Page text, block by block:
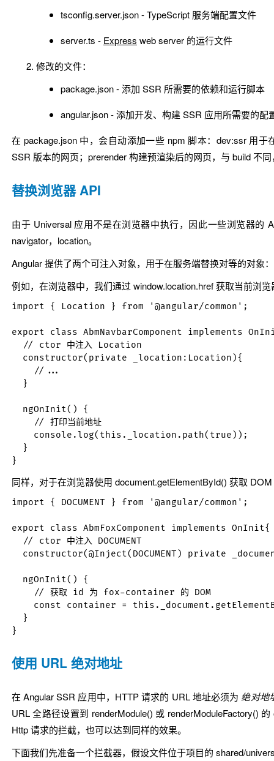
tsconfig.server.json- TypeScript 服务端配置文件
server.ts - Express web server 的运行文件
修改的文件：
package.json- 添加 SSR 所需要的依赖和运行脚本
angular.json- 添加开发、构建 SSR 应用所需要的配
在 package.json中，会自动添加一些 npm 脚本： dev:ssr用于
SSR 版本的网页； prerender构建预渲染后的网页，与 build不
替换浏览器 API
由于 Universal 应用不是在浏览器中执行，因此一些浏览器
navigator， location。
Angular 提供了两个可注入对象，用于在服务端替换对等的对象：
例如，在浏览器中，我们通过 window.location.href获取当前浏
import { Location } from '@angular/common';
export class AbmNavbarComponent implements
  // ctor 中注入 Location
  constructor(private _location:Location){
    //...
  }
  ngOnInit() {
    // 打印当前地址
    console.log(this._location.path(true));
  }
同样，对于在浏览器使用 document.getElementById() 获取
import { DOCUMENT } from '@angular/common';
export class AbmFoxComponent implements OnInit{
  // ctor 中注入 DOCUMENT
constructor(@Inject(DOCUMENT) private
  ngOnInit() {
    // 获取 id 为 fox-container 的 DOM
const container =
  }
使用 URL 绝对地址
在 Angular SSR 应用中，HTTP 请求的 URL 地址必须为 绝对地
URL 全路径设置到 renderModule() 或 renderModuleFactory() 的
Http 请求的拦截，也可以达到同样的效果。
下面我们先准备一个拦截器，假设文件位于项目的 shared/